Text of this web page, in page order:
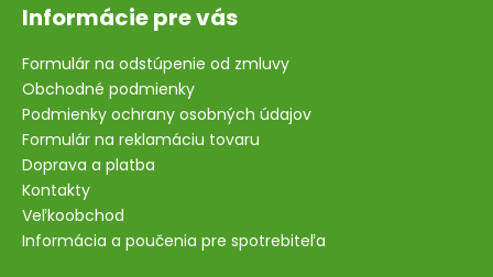
Informácie pre vás
Formulár na odstúpenie od zmluvy
Obchodné podmienky
Podmienky ochrany osobných údajov
Formulár na reklamáciu tovaru
Doprava a platba
Kontakty
Veľkoobchod
Informácia a poučenia pre spotrebiteľa